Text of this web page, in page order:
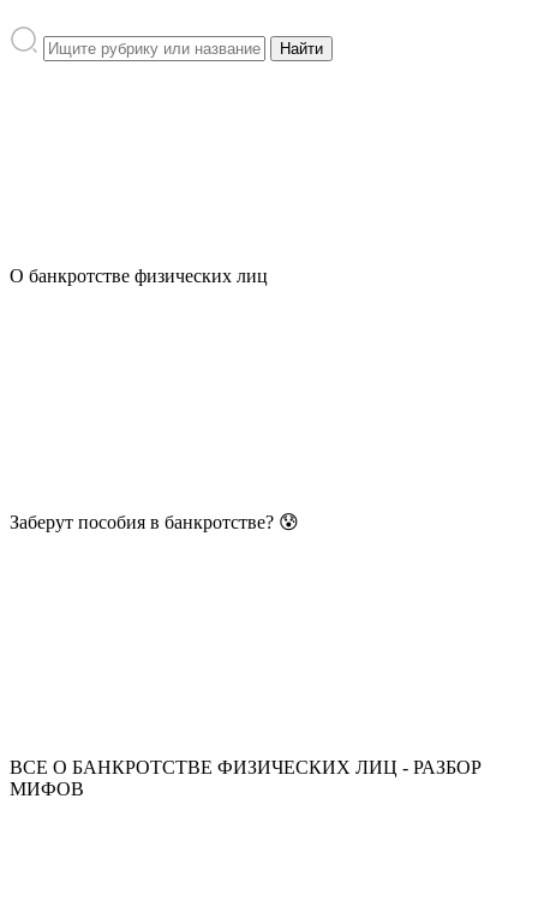
Найти
О банкротстве физических лиц
Заберут пособия в банкротстве? 😰
ВСЕ О БАНКРОТСТВЕ ФИЗИЧЕСКИХ ЛИЦ - РАЗБОР
МИФОВ